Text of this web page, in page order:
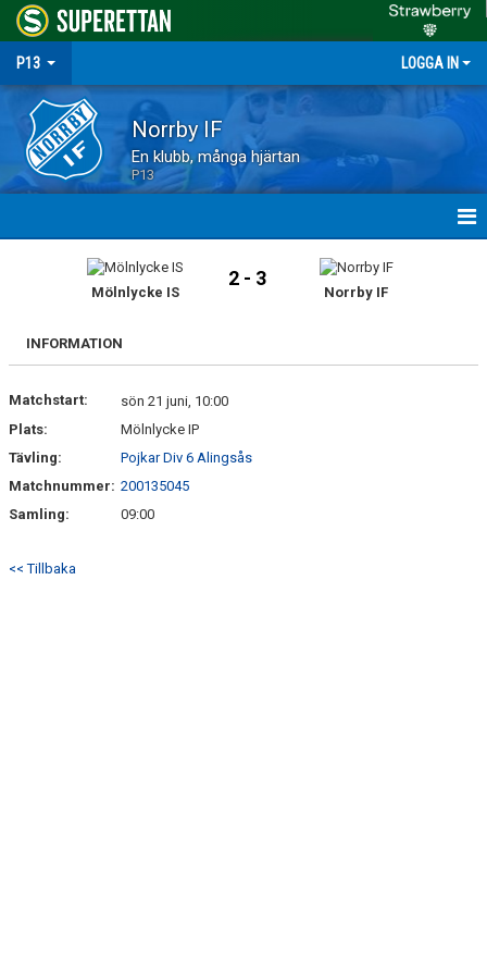
P13 LOGGA IN
Norrby IF
En klubb, många hjärtan
P13
MATCHER
TRUPPEN
BILDER
Mölnlycke IS
2 - 3
Norrby IF
INFORMATION
Matchstart:
sön 21 juni, 10:00
Plats:
Mölnlycke IP
Tävling:
Pojkar Div 6 Alingsås
Matchnummer: 200135045
Samling:
09:00
<< Tillbaka